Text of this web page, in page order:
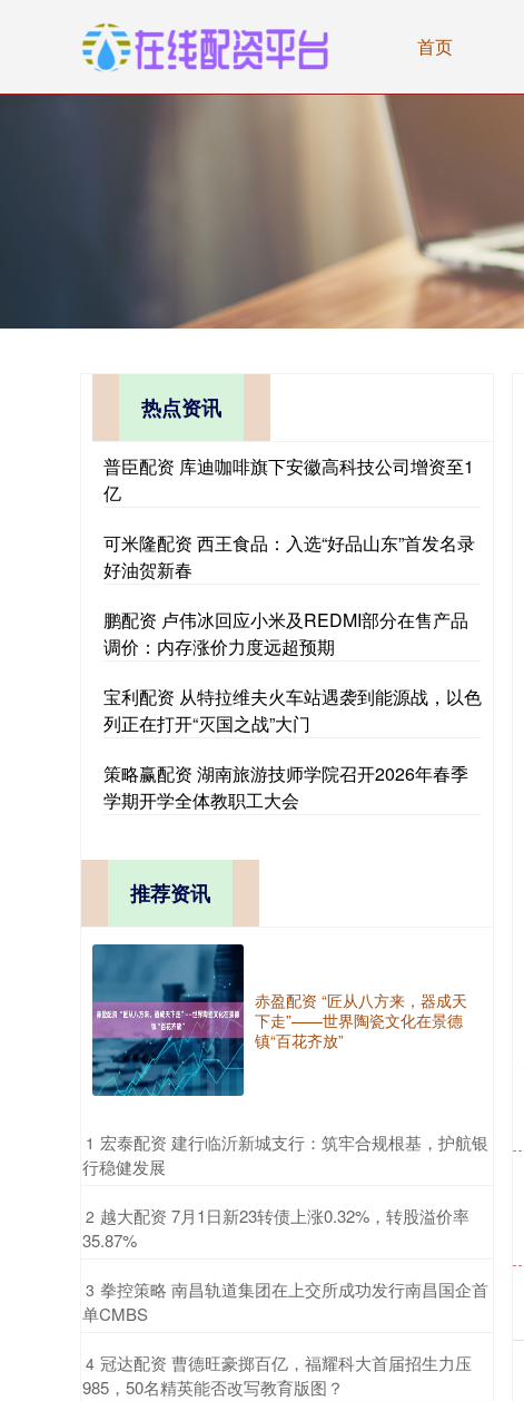
首页
热点资讯
普臣配资 库迪咖啡旗下安徽高科技公司增资至1
亿
可米隆配资 西王食品：入选“好品山东”首发名录
好油贺新春
鹏配资 卢伟冰回应小米及REDMI部分在售产品
调价：内存涨价力度远超预期
宝利配资 从特拉维夫火车站遇袭到能源战，以色
列正在打开“灭国之战”大门
策略赢配资 湖南旅游技师学院召开2026年春季
学期开学全体教职工大会
推荐资讯
赤盈配资 “匠从八方来，器成天
下走”——世界陶瓷文化在景德
镇“百花齐放”
1 ​宏泰配资 建行临沂新城支行：筑牢合规根基，护航银
行稳健发展
2 ​越大配资 7月1日新23转债上涨0.32%，转股溢价率
35.87%
3 ​拳控策略 南昌轨道集团在上交所成功发行南昌国企首
单CMBS
4 ​冠达配资 曹德旺豪掷百亿，福耀科大首届招生力压
985，50名精英能否改写教育版图？